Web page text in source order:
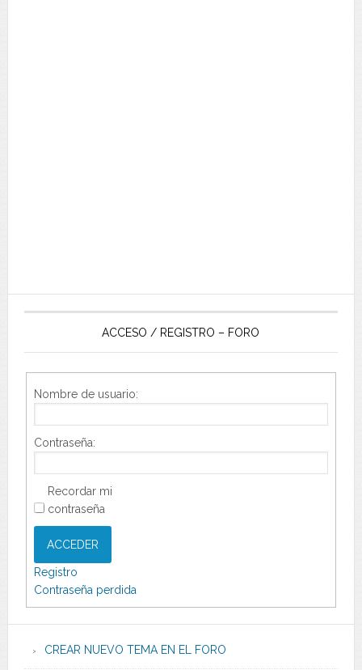
ACCESO / REGISTRO – FORO
Nombre de usuario:
Contraseña:
Recordar mi
contraseña
ACCEDER
Registro
Contraseña perdida
CREAR NUEVO TEMA EN EL FORO